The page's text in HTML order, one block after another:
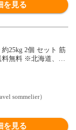
を見る
25kg 2個 セット 筋
料無料 ※北海道、沖
ジ発送】 トラベル
sommelier）
を見る